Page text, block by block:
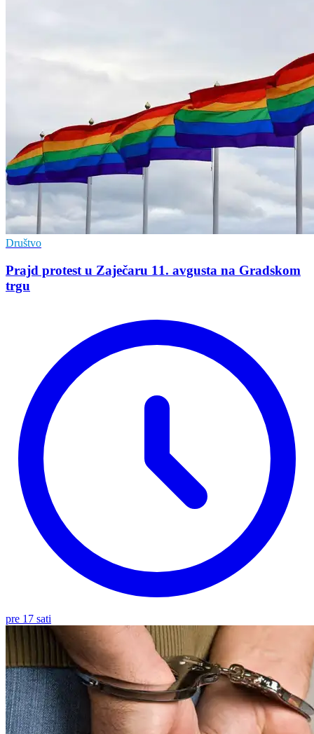
Društvo
Prajd protest u Zaječaru 11. avgusta na Gradskom
trgu
pre 17 sati